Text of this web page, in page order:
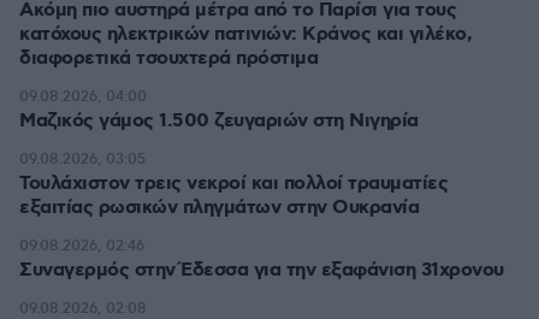
Ακόμη πιο αυστηρά μέτρα από το Παρίσι για τους
κατόχους ηλεκτρικών πατινιών: Κράνος και γιλέκο,
διαφορετικά τσουχτερά πρόστιμα
Μαζικός γάμος 1.500 ζευγαριών στη Νιγηρία
09.08.2026, 04:00
Τουλάχιστον τρεις νεκροί και πολλοί τραυματίες
εξαιτίας ρωσικών πληγμάτων στην Ουκρανία
09.08.2026, 03:05
Συναγερμός στην Έδεσσα για την εξαφάνιση 31χρονου
09.08.2026, 02:46
09.08.2026, 02:08